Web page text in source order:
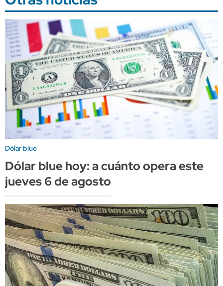
Dólar blue
Dólar blue hoy: a cuánto opera este
jueves 6 de agosto